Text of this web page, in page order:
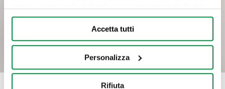
privacy sono applicabili solo su questa proprietà digitale
in cui avete effettuato le vostre scelte. È possibile
modificare o revocare il proprio consenso in qualsiasi
momento dalla Dichiarazione sui cookie o facendo clic
sull'icona di attivazione della privacy.
Accetta tutti
Personalizza
Rifiuta
in Paesi membri dell’UE o in Paesi extra UE.
INVIA